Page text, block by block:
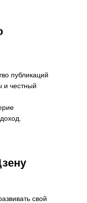
публикаций
и честный
свой